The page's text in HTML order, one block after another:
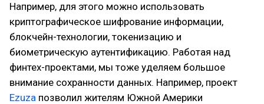
Например, для этого можно использовать
криптографическое шифрование информации,
блокчейн-технологии, токенизацию и
биометрическую аутентификацию. Работая над
финтех-проектами, мы тоже уделяем большое
внимание сохранности данных. Например, проект
Ezuza позволил жителям Южной Америки